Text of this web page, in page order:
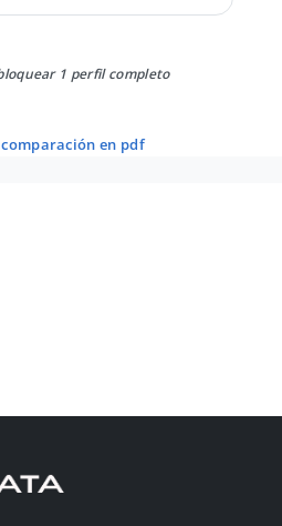
1 perfil completo
comparación en pdf